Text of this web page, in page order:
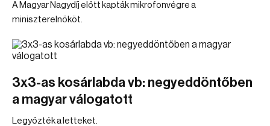
A Magyar Nagydíj előtt kapták mikrofonvégre a
miniszterelnököt.
3x3-as kosárlabda vb: negyeddöntőben
a magyar válogatott
Legyőzték a letteket.